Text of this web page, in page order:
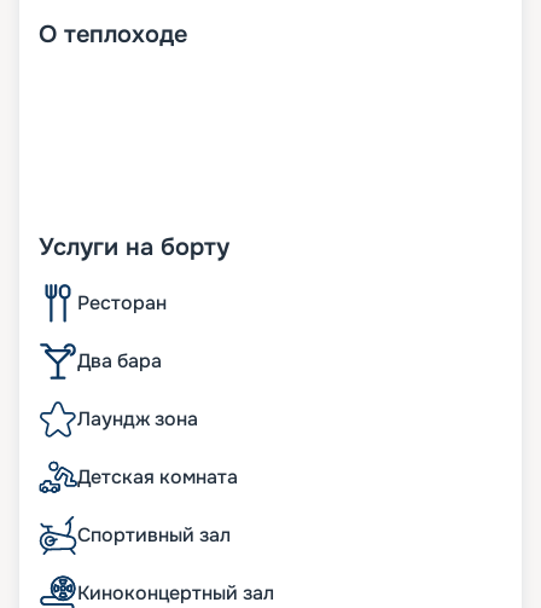
О теплоходе
Услуги на борту
Ресторан
Два бара
Лаундж зона
Детская комната
Спортивный зал
Киноконцертный зал